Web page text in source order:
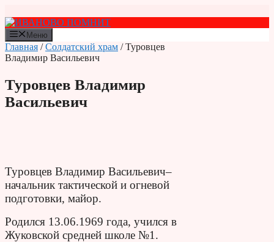
к
содержимому
Меню
Главная /Солдатский храм / Туровцев
Владимир Васильевич
Туровцев Владимир
Васильевич
Туровцев Владимир Васильевич–
начальник тактической и огневой
подготовки, майор.
Родился 13.06.1969 года, учился в
Жуковской средней школе №1.